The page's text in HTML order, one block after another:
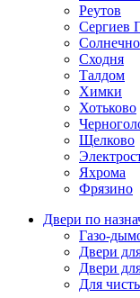
Реутов
Сергиев
Сходня
Талдом
Химки
Хотьково
Щелково
Яхрома
Фрязино
Двери по
Газо-
Двери
Двери
Для